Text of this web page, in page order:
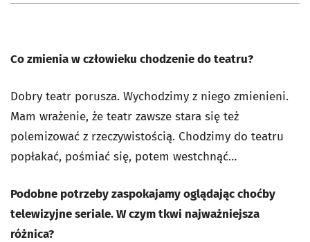
Co zmienia w człowieku chodzenie do teatru?
Dobry teatr porusza. Wychodzimy z niego zmienieni.
Mam wrażenie, że teatr zawsze stara się też
polemizować z rzeczywistością. Chodzimy do teatru
popłakać, pośmiać się, potem westchnąć…
Podobne potrzeby zaspokajamy oglądając choćby
telewizyjne seriale. W czym tkwi najważniejsza
różnica?